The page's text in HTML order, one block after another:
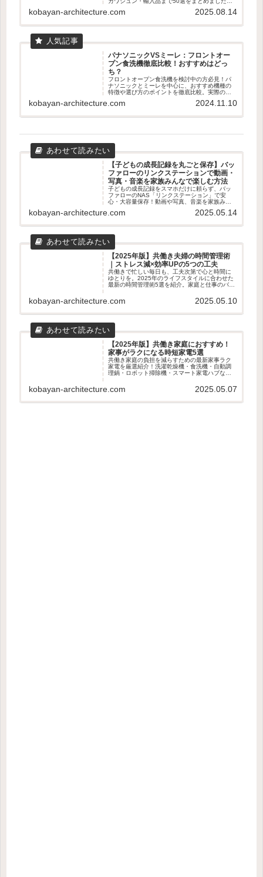
kobayan-architecture.com 2025.08.14
パナソニックVSミーレ：フロントオー
プン食洗機徹底比較！おすすめはどっ
ち？
フロントオープン食洗機を検討中の方必見！パ
ナソニックとミーレを中心に、おすすめ機種の
特徴や選び方のポイントを徹底比較。実際のユ
びをサポートします。容量、乾燥機能、使いや
kobayan-architecture.com 2024.11.10
【子どもの成長記録を丸ごと保存】バッ
ファローのリンクステーションで動画・
写真・音楽を家族みんなで楽しむ方法
子どもの成長記録をスマホだけに頼らず、バッ
ファローのNAS「リンクステーション」で安
心・大容量保存！動画や写真、音楽を家族みん
トをわかりやすく解説します。
kobayan-architecture.com 2025.05.14
【2025年版】共働き夫婦の時間管理術
｜ストレス減×効率UPの5つの工夫
共働きで忙しい毎日も、工夫次第で心と時間に
ゆとりを。2025年のライフスタイルに合わせた
最新の時間管理術5選を紹介。家庭と仕事のバラ
kobayan-architecture.com 2025.05.10
【2025年版】共働き家庭におすすめ！
家事がラクになる時短家電5選
共働き家庭の負担を減らすための最新家事ラク
家電を厳選紹介！洗濯乾燥機・食洗機・自動調
理鍋・ロボット掃除機・スマート家電ハブな
kobayan-architecture.com 2025.05.07